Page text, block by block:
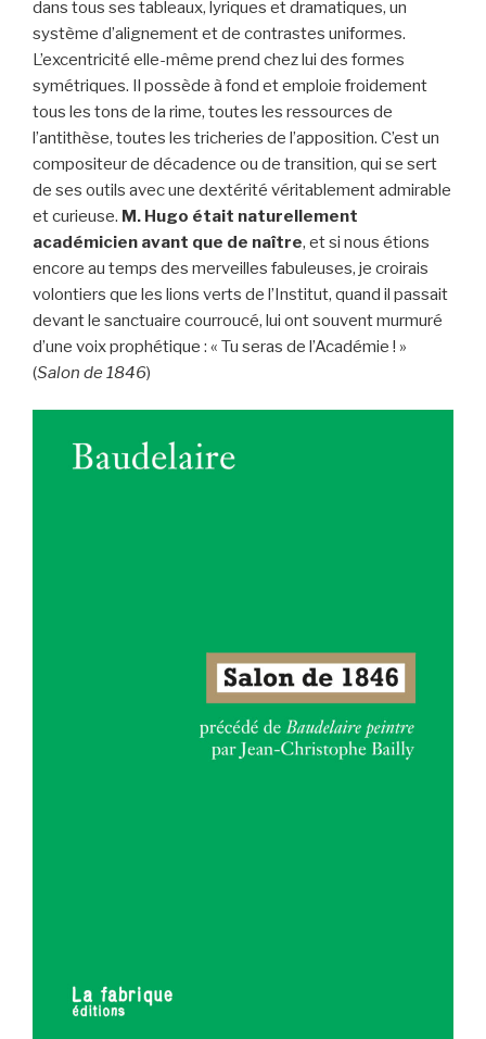
dans tous ses tableaux, lyriques et dramatiques, un
système d’alignement et de contrastes uniformes.
L’excentricité elle-même prend chez lui des formes
symétriques. Il possède à fond et emploie froidement
tous les tons de la rime, toutes les ressources de
l’antithèse, toutes les tricheries de l’apposition. C’est un
compositeur de décadence ou de transition, qui se sert
de ses outils avec une dextérité véritablement admirable
et curieuse. M. Hugo était naturellement
académicien avant que de naître, et si nous étions
encore au temps des merveilles fabuleuses, je croirais
volontiers que les lions verts de l’Institut, quand il passait
devant le sanctuaire courroucé, lui ont souvent murmuré
d’une voix prophétique : « Tu seras de l’Académie ! »
(Salon de 1846)